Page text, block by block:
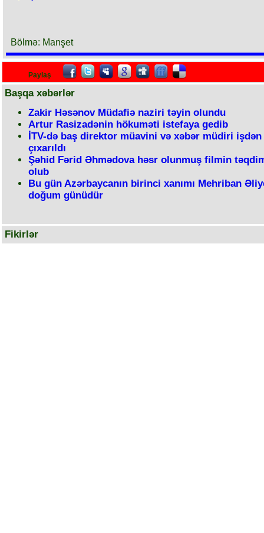
Bölmə: Manşet
Paylaş
Başqa xəbərlər
Zakir Həsənov Müdafiə naziri təyin olundu
Artur Rasizadənin hökuməti istefaya gedib
İTV-də baş direktor müavini və xəbər müdiri işdən
çıxarıldı
Şəhid Fərid Əhmədova həsr olunmuş filmin
olub
Bu gün Azərbaycanın birinci xanımı Mehriban
doğum günüdür
Fikirlər